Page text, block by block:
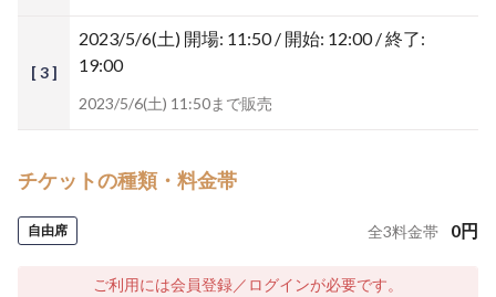
[ 3 ]
2023/5/6(土) 開場: 11:50 / 開始: 12:00 / 終了:
19:00
2023/5/6(土) 11:50まで販売
チケットの種類・料金帯
自由席 全3料金帯 0円
ご利用には会員登録／ログインが必要です。